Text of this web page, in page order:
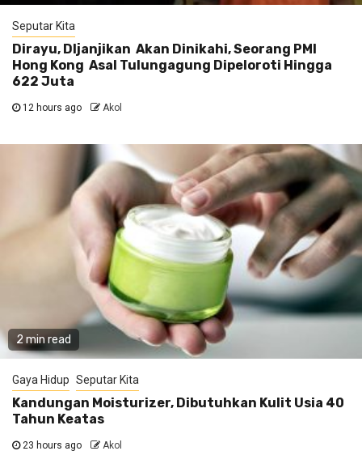
Seputar Kita
Dirayu, DIjanjikan Akan Dinikahi, Seorang PMI
Hong Kong Asal Tulungagung Dipeloroti Hingga
622 Juta
12 hours ago Akol
2 min read
Gaya Hidup Seputar Kita
Kandungan Moisturizer, Dibutuhkan Kulit Usia 40
Tahun Keatas
23 hours ago Akol